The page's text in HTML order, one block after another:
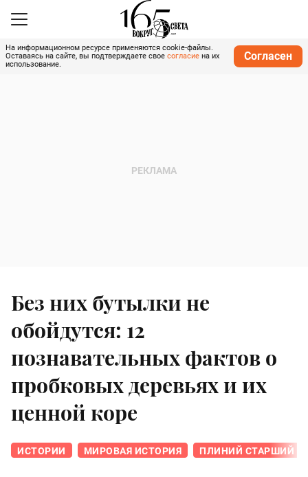
На информационном ресурсе применяются cookie-файлы.
Оставаясь на сайте, вы подтверждаете свое согласие на их
использование.
Согласен
Без них бутылки не
обойдутся: 12
познавательных фактов о
пробковых деревьях и их
ценной коре
ИСТОРИИ МИРОВАЯ ИСТОРИЯ ПЛИНИЙ СТАРШИЙ